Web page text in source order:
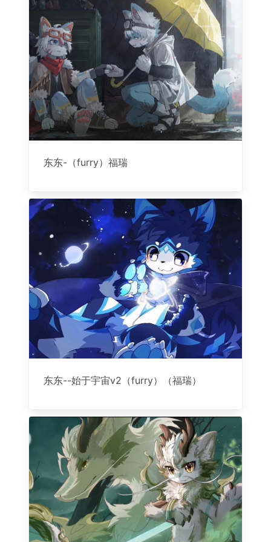
东东-（furry）福瑞
东东--始于宇宙v2（furry）（福瑞）